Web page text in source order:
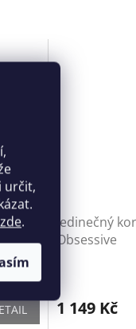
určit,
zde.
-
Jedinečný
Obsessive
1 149 Kč